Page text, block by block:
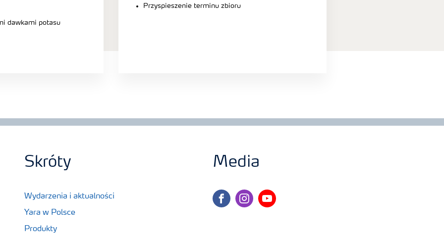
dawkami potasu
Przyspieszenie terminu zbioru
Skróty
Wydarzenia i aktualności
Yara w Polsce
Produkty
Media
facebookinstagram
youtube